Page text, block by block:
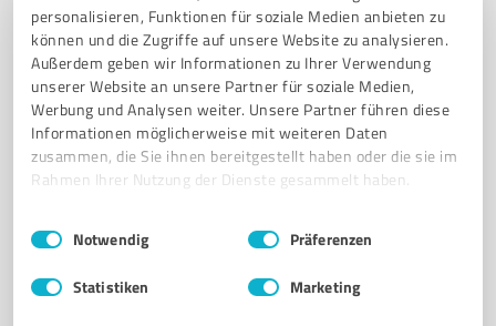
personalisieren, Funktionen für soziale Medien anbieten zu
können und die Zugriffe auf unsere Website zu analysieren.
Außerdem geben wir Informationen zu Ihrer Verwendung
unserer Website an unsere Partner für soziale Medien,
Werbung und Analysen weiter. Unsere Partner führen diese
Informationen möglicherweise mit weiteren Daten
zusammen, die Sie ihnen bereitgestellt haben oder die sie im
Rahmen Ihrer Nutzung der Dienste gesammelt haben.
Impressum Datenschutzbestimmungen
Einwilligungsauswahl
Notwendig Präferenzen
Statistiken Marketing
Massage und Fußpflege
SCHÖNHEITSSALON KOSMETIK
WELLNESS FLOATING ENTSPANNUNG HAUTPFLEGE
INDIVIDUELLE BEHANDLUNGEN NEUMÜNSTER GANZHEITLICHE PFLEGE
HOCHWERTIGE PRODUKTE
info@deinwunschbrunnen.de
www.deinwunschbrunnen.de/